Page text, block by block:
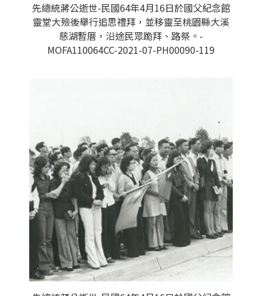
先總統蔣公逝世-民國64年4月16日於國父紀念館
靈堂大殮後舉行追思禮拜，並移靈至桃園縣大溪
慈湖暫厝，沿途民眾跪拜、路祭。-
MOFA110064CC-2021-07-PH00090-119